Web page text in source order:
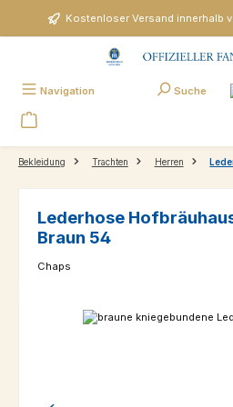
Zum Hauptinhalt springenKostenloser Versand innerhalb
Navigation Suche
Bekleidung Trachten Herren
Lederhose
Braun 54
Chaps
Bildergalerie überspringen